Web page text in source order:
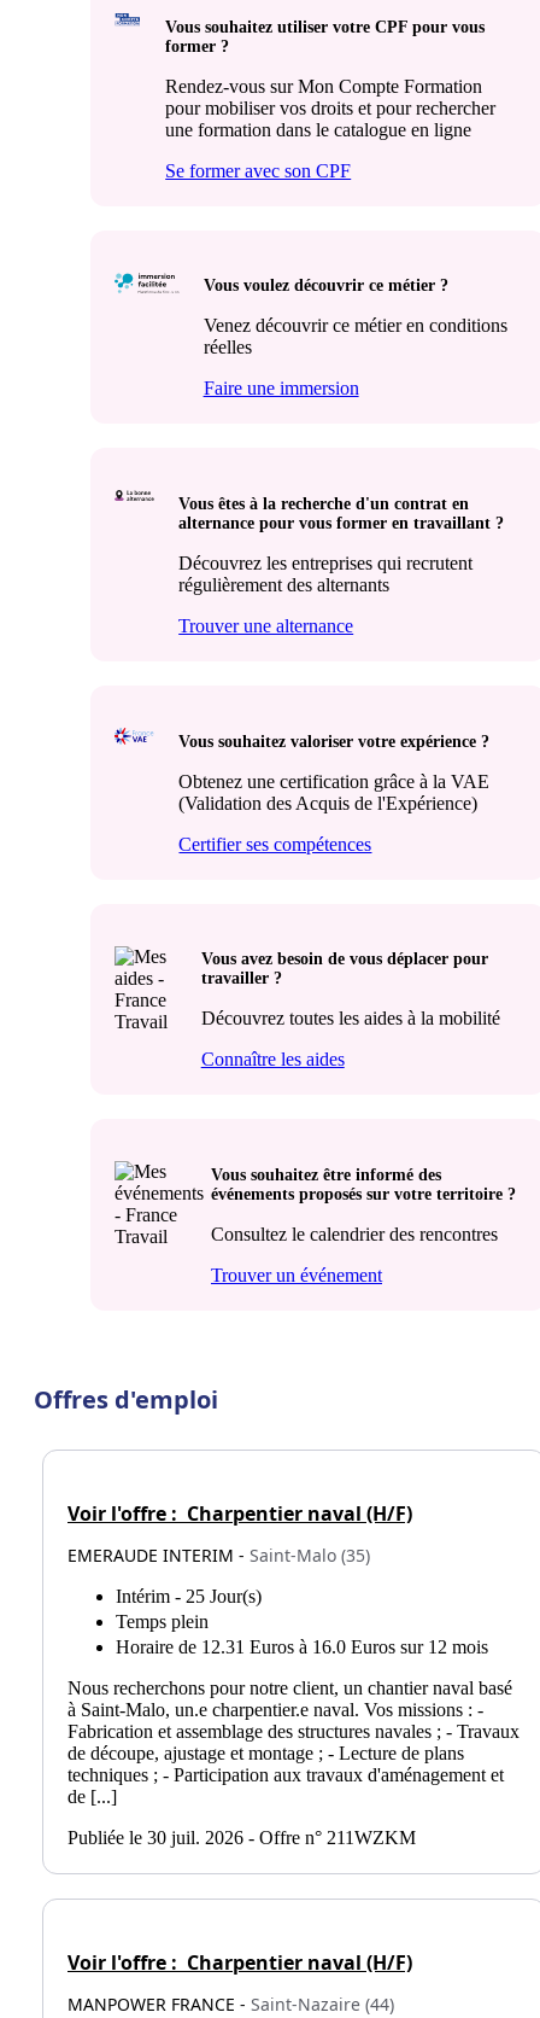
Vous souhaitez utiliser votre CPF pour vous
former ?
Rendez-vous sur Mon Compte Formation
pour mobiliser vos droits et pour rechercher
une formation dans le catalogue en ligne
Se former avec son CPF
Vous voulez découvrir ce métier ?
Venez découvrir ce métier en conditions
réelles
Faire une immersion
Vous êtes à la recherche d'un contrat en
alternance pour vous former en travaillant ?
Découvrez les entreprises qui recrutent
régulièrement des alternants
Trouver une alternance
Vous souhaitez valoriser votre expérience ?
Obtenez une certification grâce à la VAE
(Validation des Acquis de l'Expérience)
Certifier ses compétences
Vous avez besoin de vous déplacer pour
travailler ?
Découvrez toutes les aides à la mobilité
Connaître les aides
Vous souhaitez être informé des
événements proposés sur votre territoire ?
Consultez le calendrier des rencontres
Trouver un événement
Offres d'emploi
Voir l'offre : Charpentier naval (H/F)
EMERAUDE INTERIM - Saint-Malo (35)
Intérim - 25 Jour(s)
Temps plein
Horaire de 12.31 Euros à 16.0 Euros sur 12 mois
Nous recherchons pour notre client, un chantier naval basé
à Saint-Malo, un.e charpentier.e naval. Vos missions : -
Fabrication et assemblage des structures navales ; - Travaux
de découpe, ajustage et montage ; - Lecture de plans
techniques ; - Participation aux travaux d'aménagement et
de [...]
Publiée le 30 juil. 2026 - Offre n° 211WZKM
Voir l'offre : Charpentier naval (H/F)
MANPOWER FRANCE - Saint-Nazaire (44)